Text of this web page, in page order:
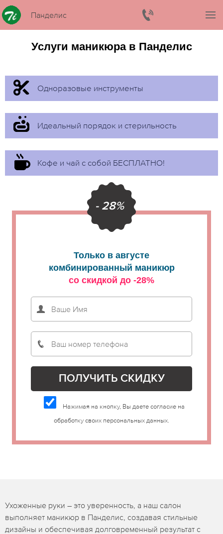
Панделис
Услуги маникюра в Панделис
Одноразовые инструменты
Идеальный порядок и стерильность
Кофе и чай с собой БЕСПЛАТНО!
- 28%
Только в августе
комбинированный маникюр
со скидкой до -28%
Нажимая на кнопку, Вы даете согласие на
обработку своих персональных данных.
Ухоженные руки – это уверенность, а наш салон
выполняет маникюр в Панделис, создавая стильные
дизайны и обеспечивая долговременный результат с